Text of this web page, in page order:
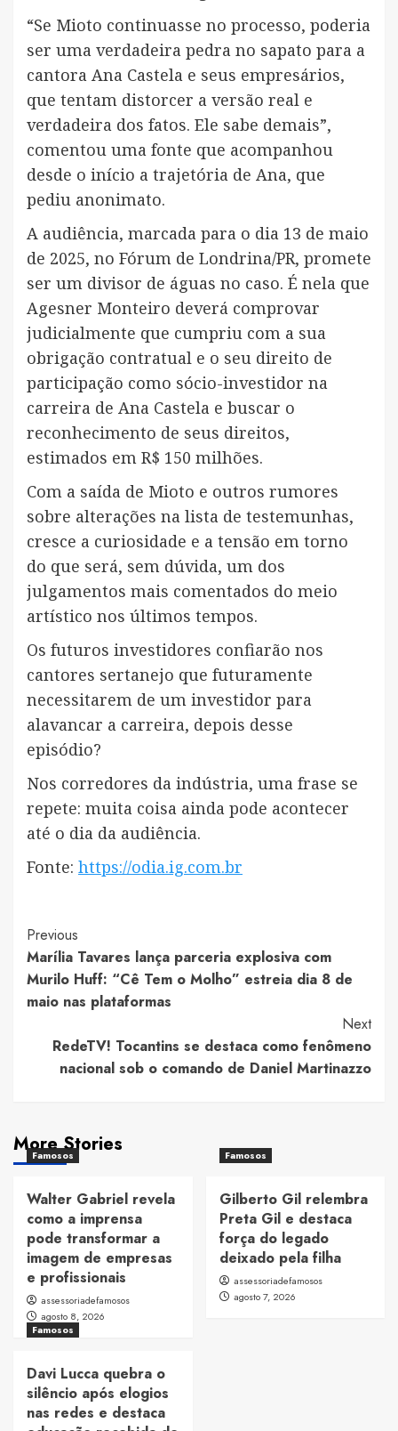
“Se Mioto continuasse no processo, poderia
ser uma verdadeira pedra no sapato para a
cantora Ana Castela e seus empresários,
que tentam distorcer a versão real e
verdadeira dos fatos. Ele sabe demais”,
comentou uma fonte que acompanhou
desde o início a trajetória de Ana, que
pediu anonimato.
A audiência, marcada para o dia 13 de maio
de 2025, no Fórum de Londrina/PR, promete
ser um divisor de águas no caso. É nela que
Agesner Monteiro deverá comprovar
judicialmente que cumpriu com a sua
obrigação contratual e o seu direito de
participação como sócio-investidor na
carreira de Ana Castela e buscar o
reconhecimento de seus direitos,
estimados em R$ 150 milhões.
Com a saída de Mioto e outros rumores
sobre alterações na lista de testemunhas,
cresce a curiosidade e a tensão em torno
do que será, sem dúvida, um dos
julgamentos mais comentados do meio
artístico nos últimos tempos.
Os futuros investidores confiarão nos
cantores sertanejo que futuramente
necessitarem de um investidor para
alavancar a carreira, depois desse
episódio?
Nos corredores da indústria, uma frase se
repete: muita coisa ainda pode acontecer
até o dia da audiência.
Fonte: https://odia.ig.com.br
Post
Navigation
Previous
Marília Tavares lança parceria explosiva com
Murilo Huff: “Cê Tem o Molho” estreia dia 8 de
maio nas plataformas
Next
RedeTV! Tocantins se destaca como fenômeno
nacional sob o comando de Daniel Martinazzo
More Stories
Famosos
Walter Gabriel revela
como a imprensa
pode transformar a
imagem de empresas
e profissionais
assessoriadefamosos
agosto 8, 2026
Famosos
Gilberto Gil relembra
Preta Gil e destaca
força do legado
deixado pela filha
assessoriadefamosos
agosto 7, 2026
Famosos
Davi Lucca quebra o
silêncio após elogios
nas redes e destaca